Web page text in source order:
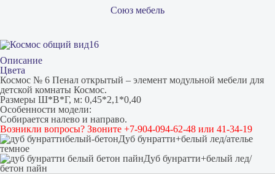
Союз мебель
Описание
Цвета
Космос № 6 Пенал открытый – элемент модульной мебели для
детской комнаты Космос.
Размеры Ш*В*Г, м: 0,45*2,1*0,40
Особенности модели:
Собирается налево и направо.
Возникли вопросы? Звоните +7-904-094-62-48 или 41-34-19
Дуб бунратти+белый лед/ателье
темное
Дуб бунратти+белый лед/
бетон пайн